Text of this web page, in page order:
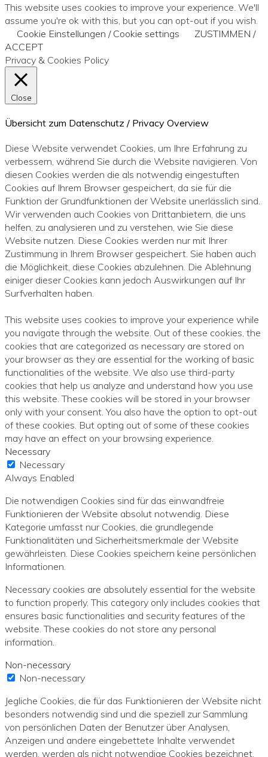
This website uses cookies to improve your experience. We'll
assume you're ok with this, but you can opt-out if you wish.
Cookie Einstellungen / Cookie settings
ZUSTIMMEN /
ACCEPT
Privacy & Cookies Policy
Close
Übersicht zum Datenschutz / Privacy Overview
Diese Website verwendet Cookies, um Ihre Erfahrung zu
verbessern, während Sie durch die Website navigieren. Von
diesen Cookies werden die als notwendig eingestuften
Cookies auf Ihrem Browser gespeichert, da sie für die
Funktion der Grundfunktionen der Website unerlässlich sind.
Wir verwenden auch Cookies von Drittanbietern, die uns
helfen, zu analysieren und zu verstehen, wie Sie diese
Website nutzen. Diese Cookies werden nur mit Ihrer
Zustimmung in Ihrem Browser gespeichert. Sie haben auch
die Möglichkeit, diese Cookies abzulehnen. Die Ablehnung
einiger dieser Cookies kann jedoch Auswirkungen auf Ihr
Surfverhalten haben.
This website uses cookies to improve your experience while
you navigate through the website. Out of these cookies, the
cookies that are categorized as necessary are stored on
your browser as they are essential for the working of basic
functionalities of the website. We also use third-party
cookies that help us analyze and understand how you use
this website. These cookies will be stored in your browser
only with your consent. You also have the option to opt-out
of these cookies. But opting out of some of these cookies
may have an effect on your browsing experience.
Necessary
Necessary
Always Enabled
Die notwendigen Cookies sind für das einwandfreie
Funktionieren der Website absolut notwendig. Diese
Kategorie umfasst nur Cookies, die grundlegende
Funktionalitäten und Sicherheitsmerkmale der Website
gewährleisten. Diese Cookies speichern keine persönlichen
Informationen.
Necessary cookies are absolutely essential for the website
to function properly. This category only includes cookies that
ensures basic functionalities and security features of the
website. These cookies do not store any personal
information.
Non-necessary
Non-necessary
Jegliche Cookies, die für das Funktionieren der Website nicht
besonders notwendig sind und die speziell zur Sammlung
von persönlichen Daten der Benutzer über Analysen,
Anzeigen und andere eingebettete Inhalte verwendet
werden, werden als nicht notwendige Cookies bezeichnet.